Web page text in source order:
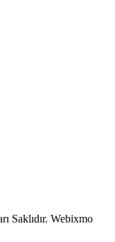
Saklıdır. Webixmo